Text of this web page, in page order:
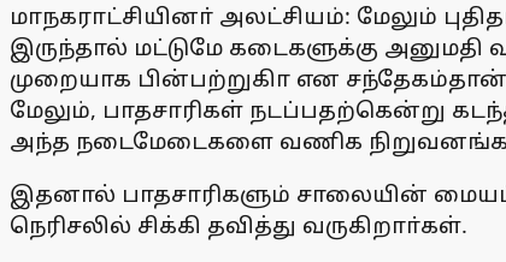
மாநகராட்சியினா் அலட்சியம்: மேலும்
இருந்தால் மட்டுமே கடைகளுக்கு
முறையாக பின்பற்றுகிா என
மேலும், பாதசாரிகள் நடப்பதற்கென்று
அந்த நடைமேடைகளை வணிக
இதனால் பாதசாரிகளும் சாலையின்
நெரிசலில் சிக்கி தவித்து வருகிறாா்கள்.